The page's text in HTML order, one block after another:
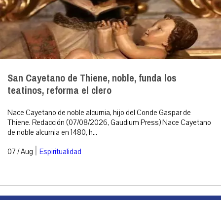
San Cayetano de Thiene, noble, funda los
teatinos, reforma el clero
Nace Cayetano de noble alcurnia, hijo del Conde Gaspar de
Thiene. Redacción (07/08/2026, Gaudium Press) Nace Cayetano
de noble alcurnia en 1480, h...
07 / Aug | Espiritualidad